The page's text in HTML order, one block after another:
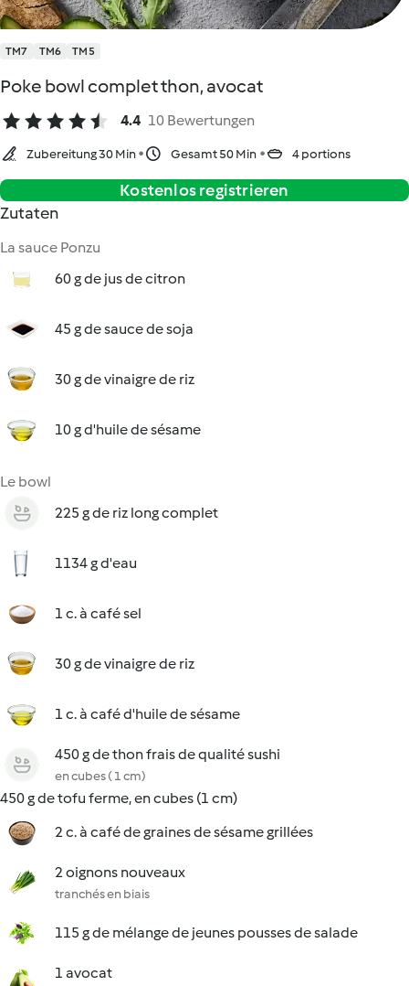
TM7 TM6 TM5
Poke bowl complet thon, avocat
4.4 10 Bewertungen
Zubereitung 30 Min Gesamt 50 Min 4 portions
Kostenlos registrieren
Zutaten
La sauce Ponzu
60 g de jus de citron
45 g de sauce de soja
30 g de vinaigre de riz
10 g d'huile de sésame
Le bowl
225 g de riz long complet
1134 g d'eau
1 c. à café sel
30 g de vinaigre de riz
1 c. à café d'huile de sésame
450 g de thon frais de qualité sushi
en cubes ( 1 cm)
450 g de tofu ferme, en cubes (1 cm)
2 c. à café de graines de sésame grillées
2 oignons nouveaux
tranchés en biais
115 g de mélange de jeunes pousses de salade
1 avocat